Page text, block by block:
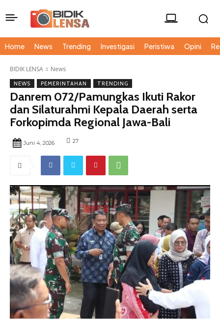
Home News Trending Investigasi Peristiwa Opini
BIDIK LENSA News
NEWS PEMERINTAHAN TRENDING
Danrem 072/Pamungkas Ikuti Rakor
dan Silaturahmi Kepala Daerah serta
Forkopimda Regional Jawa-Bali
Juni 4, 2026 27